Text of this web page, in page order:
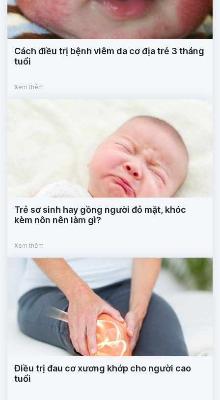
Cách điều trị bệnh viêm da cơ địa trẻ 3 tháng
tuổi
Xem thêm
Trẻ sơ sinh hay gồng người đỏ mặt, khóc
kèm nôn nên làm gì?
Xem thêm
Điều trị đau cơ xương khớp cho người cao
tuổi